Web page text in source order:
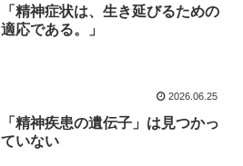
「精神症状は、生き延びるための
適応である。」
2026.06.25
「精神疾患の遺伝子」は見つかっ
ていない